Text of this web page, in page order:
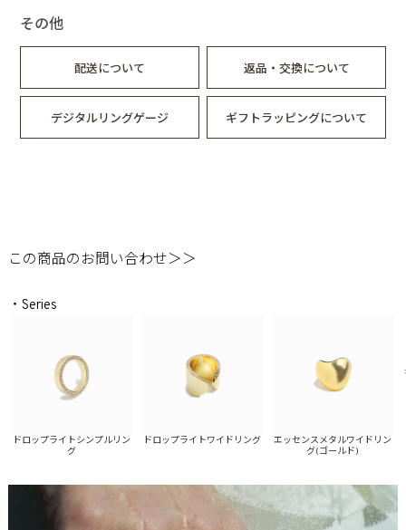
その他
配送について 返品・交換について
デジタルリングゲージ ギフトラッピングについて
この商品のお問い合わせ＞＞
・Series
ドロップライトシンプルリン
ドロップライトワイドリング
エッセンスメタルワイドリン
グ(ゴールド)